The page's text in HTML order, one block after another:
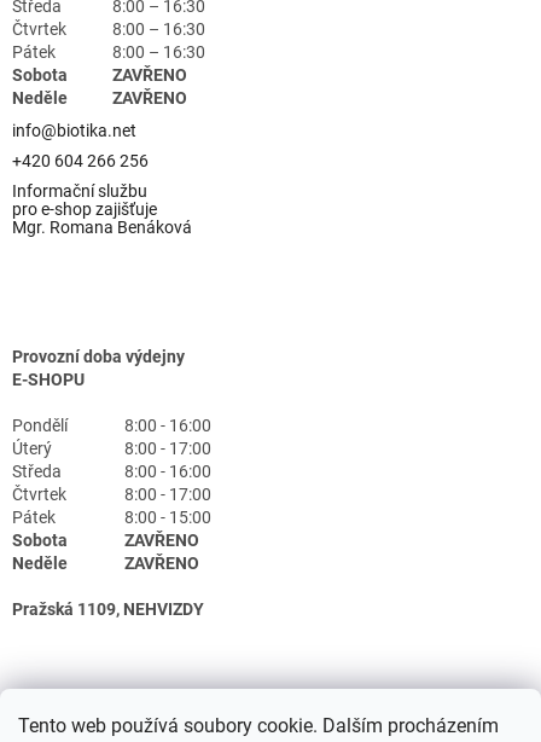
Tento web používá soubory cookie. Dalším procházením
Středa
8:00 – 16:30
Čtvrtek
8:00 – 16:30
Pátek
8:00 – 16:30
Sobota
ZAVŘENO
Neděle
ZAVŘENO
info@biotika.net
+420 604 266 256
Informační službu
pro e-shop zajišťuje
Mgr. Romana Benáková
Provozní doba výdejny
E-SHOPU
Pondělí
8:00 - 16:00
Úterý
8:00 - 17:00
Středa
8:00 - 16:00
Čtvrtek
8:00 - 17:00
Pátek
8:00 - 15:00
Sobota
ZAVŘENO
Neděle
ZAVŘENO
Pražská 1109, NEHVIZDY